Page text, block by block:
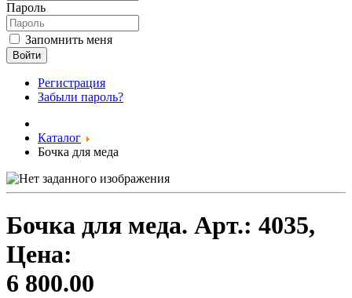
Пароль
Запомнить меня
Войти
Регистрация
Забыли пароль?
Каталог
Бочка для меда
Бочка для меда. Арт.: 4035,
Цена:
6 800.00